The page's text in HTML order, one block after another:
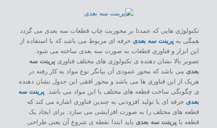
تکنولوژی هایی که عمدتا بر محوریت چاپ قطعات سه بعدی می گردد
همگی به پرینت سه بعدی حرفه ای مربوط می باشد که با استفاده از
این ابزار و فناوری قطعات به صورت سه بعدی ساخته می شود.
تصویر بالا نشان دهنده ی تکنولوژی های مختلف فناوری پرینت سه
بعدی می باشد که محور عمودی آن بیانگر نوع مواد به کار رفته در
هریک از این فناوری ها می باشد و محور افقی این جدول نشان دهنده
ی چگونگی ساخت قطعه های مختلف با این مواد می باشد. پرینت سه
بعدی حرفه ای یا تولید افزودنی به چندین فناوری اشاره می کند که
قطعه های مختلف را به صورت افزایشی می سازد. برای ایجاد یک
قطعه با پرینت سه بعدی باید ابتدا نقطه ی شروع آن یعنی طراحی